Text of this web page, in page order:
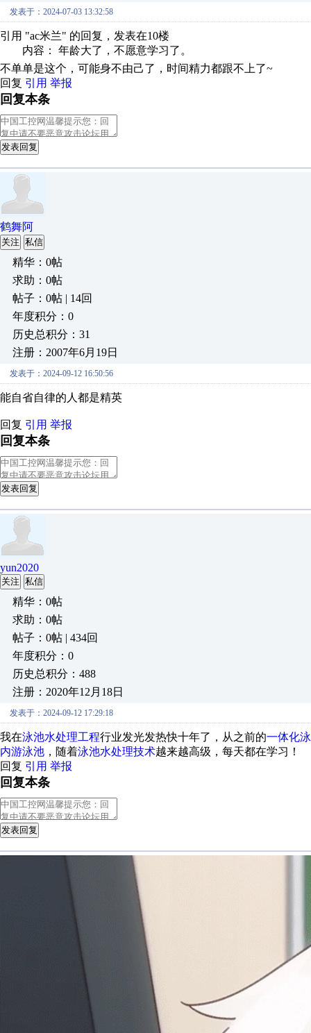
发表于：2024-07-03 13:32:58
引用 "ac米兰" 的回复，发表在10楼
内容： 年龄大了，不愿意学习了。
不单单是这个，可能身不由己了，时间精力都跟不上了~
回复 引用 举报
回复本条
发表回复
鹤舞阿
关注 私信
精华：0帖
求助：0帖
帖子：0帖 | 14回
年度积分：0
历史总积分：31
注册：2007年6月19日
发表于：2024-09-12 16:50:56
能自省自律的人都是精英
回复 引用 举报
回复本条
发表回复
yun2020
关注 私信
精华：0帖
求助：0帖
帖子：0帖 | 434回
年度积分：0
历史总积分：488
注册：2020年12月18日
发表于：2024-09-12 17:29:18
我在泳池水处理工程行业发光发热快十年了，从之前的一体化
内游泳池 ，随着泳池水处理技术越来越高级，每天都在学习！
回复 引用 举报
回复本条
发表回复